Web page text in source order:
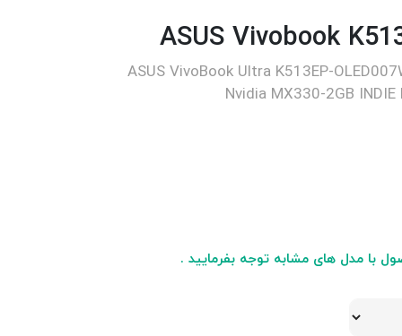
ASUS VivoBook Ultra K513EP-
Nvidia MX330-2GB